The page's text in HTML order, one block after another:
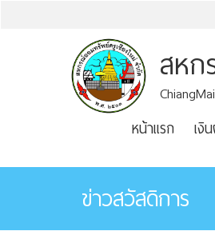
สห
หน้าแรก เงิ
ข่าวสวัสดิการ